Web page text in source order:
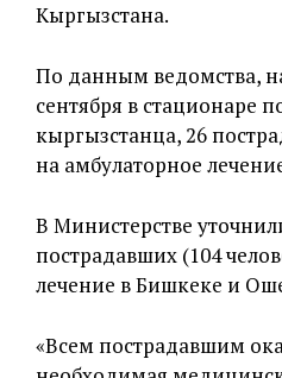
Кыргызстана.
По данным ведомства,
сентября в стационаре
кыргызстанца, 26
на амбулаторное
В Министерстве
пострадавших (104
лечение в Бишкеке и
«Всем пострадавшим